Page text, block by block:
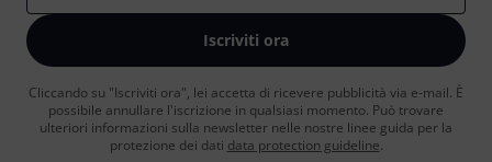
Iscriviti ora
Cliccando su "Iscriviti ora", lei accetta di ricevere pubblicità via e-mail. È
possibile annullare l'iscrizione in qualsiasi momento. Può trovare
ulteriori informazioni sulla newsletter nelle nostre linee guida per la
protezione dei dati data protection guideline.